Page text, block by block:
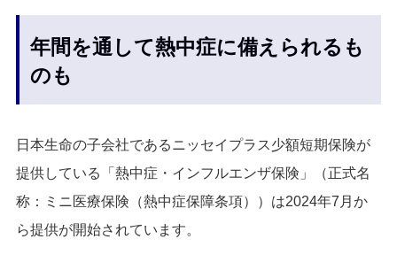
年間を通して熱中症に備えられるも
のも
日本生命の子会社であるニッセイプラス少額短期保険が
提供している「熱中症・インフルエンザ保険」（正式名
称：ミニ医療保険（熱中症保障条項））は2024年7月か
ら提供が開始されています。